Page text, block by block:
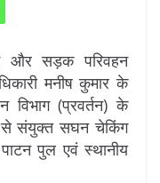
और सड़क परिवहन
मनीष कुमार के
विभाग (प्रवर्तन) के
से संयुक्त सघन चेकिंग
पुल एवं स्थानीय